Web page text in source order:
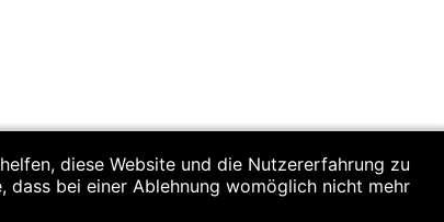
diese Website und die Nutzererfahrung zu
dass bei einer Ablehnung womöglich nicht mehr